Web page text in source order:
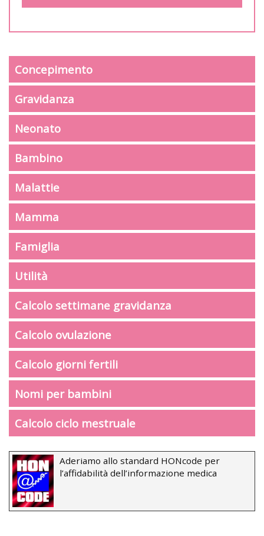
Concepimento
Gravidanza
Neonato
Bambino
Malattie
Mamma
Famiglia
Utilità
Calcolo settimane gravidanza
Calcolo ovulazione
Calcolo giorni fertili
Nomi per bambini
Calcolo ciclo mestruale
Aderiamo allo standard HONcode per
l’affidabilità dell’informazione medica